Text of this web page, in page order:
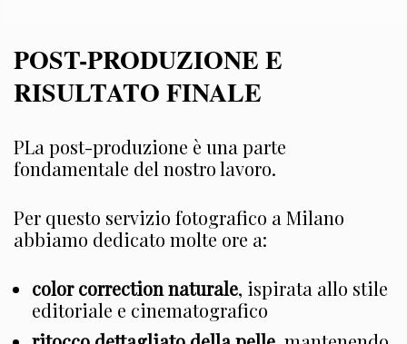
POST-PRODUZIONE E
RISULTATO FINALE
PLa post-produzione è una parte
fondamentale del nostro lavoro.
Per questo servizio fotografico a Milano
abbiamo dedicato molte ore a:
color correction naturale, ispirata allo stile
editoriale e cinematografico